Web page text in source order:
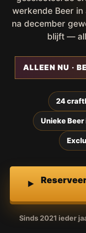
werkende Beer
na december
blijft —
ALLEEN NU ·
24
Unieke
Sinds 2021 ieder